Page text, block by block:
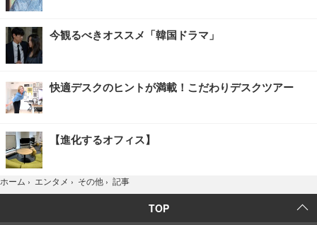
今観るべきオススメ「韓国ドラマ」
快適デスクのヒントが満載！こだわりデスクツアー
【進化するオフィス】
ホーム › エンタメ › その他 › 記事
TOP